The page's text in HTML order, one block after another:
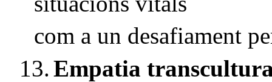
com a un desafiament
13.Empatia